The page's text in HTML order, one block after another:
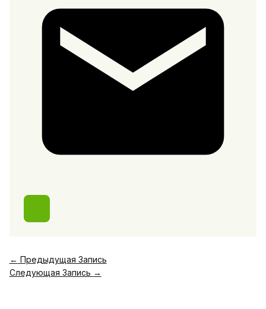
← Предыдущая Запись
Следующая Запись →